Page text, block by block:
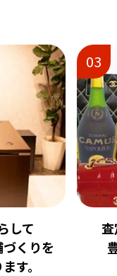
よる
目が
。
01
ご